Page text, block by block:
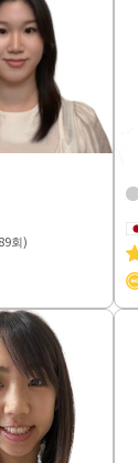
회)